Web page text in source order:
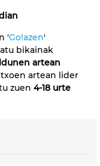
'Go!azen'
bikainak
artean
artean lider
zuen 4-18 urte